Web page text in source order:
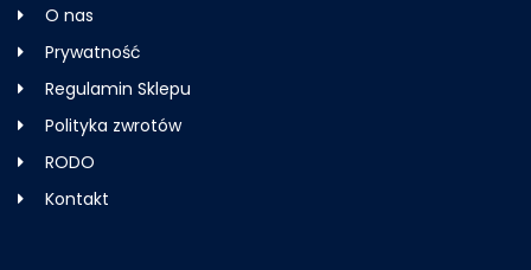
O nas
Prywatność
Regulamin Sklepu
Polityka zwrotów
RODO
Kontakt